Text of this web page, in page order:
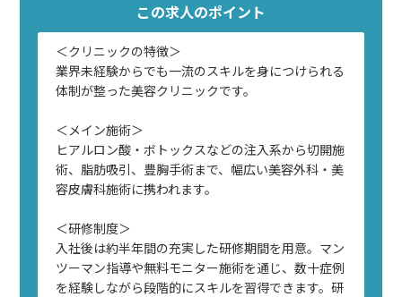
この求人のポイント
＜クリニックの特徴＞
業界未経験からでも一流のスキルを身につけられる
体制が整った美容クリニックです。
＜メイン施術＞
ヒアルロン酸・ボトックスなどの注入系から切開施
術、脂肪吸引、豊胸手術まで、幅広い美容外科・美
容皮膚科施術に携われます。
＜研修制度＞
入社後は約半年間の充実した研修期間を用意。マン
ツーマン指導や無料モニター施術を通じ、数十症例
を経験しながら段階的にスキルを習得できます。研